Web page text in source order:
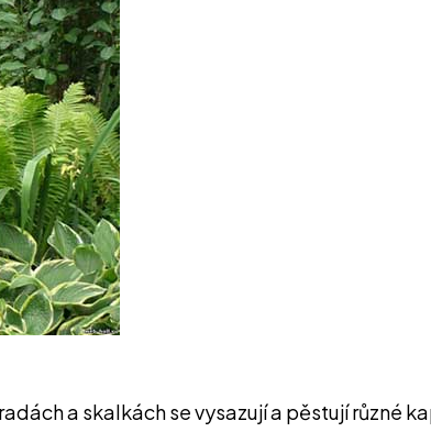
a skalkách se vysazují a pěstují různé